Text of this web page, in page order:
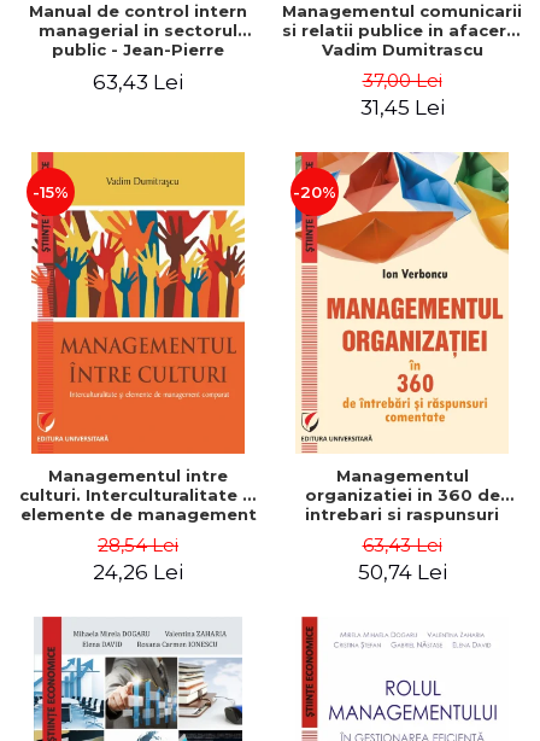
Manual de control intern
managerial in sectorul
public - Jean-Pierre
63,43 Lei
Managementul comunicarii
si relatii publice in afaceri -
Vadim Dumitrascu
37,00 Lei
31,45 Lei
-15%
Managementul intre
culturi. Interculturalitate si
elemente de management
Dumitrascu
28,54 Lei
24,26 Lei
-20%
Managementul
organizatiei in 360 de
intrebari si raspunsuri
63,43 Lei
50,74 Lei